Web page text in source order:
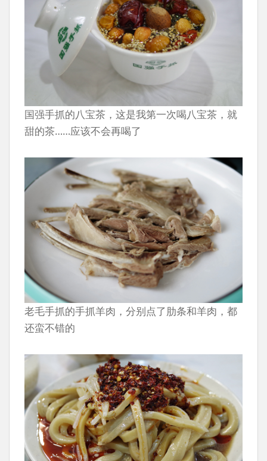
国强手抓的八宝茶，这是我第一次喝八宝茶，就
甜的茶……应该不会再喝了
老毛手抓的手抓羊肉，分别点了肋条和羊肉，都
还蛮不错的